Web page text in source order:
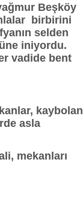
Beşköy
birbirini
selden
iniyordu.
vadide bent
kaybolan
asla
mekanları